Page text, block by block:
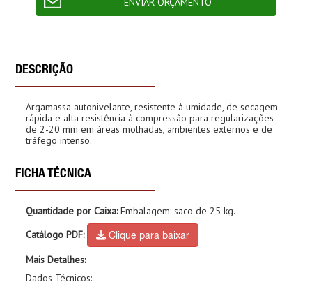
DESCRIÇÃO
Argamassa autonivelante, resistente à umidade, de secagem
rápida e alta resistência à compressão para regularizações
de 2-20 mm em áreas molhadas, ambientes externos e de
tráfego intenso.
FICHA TÉCNICA
Quantidade por Caixa:Embalagem: saco de 25 kg.
Catálogo PDF:
Clique para baixar
Mais Detalhes:
Dados Técnicos: